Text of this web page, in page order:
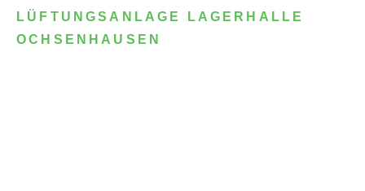
LÜFTUNGSANLAGE LAGERHALLE
OCHSENHAUSEN